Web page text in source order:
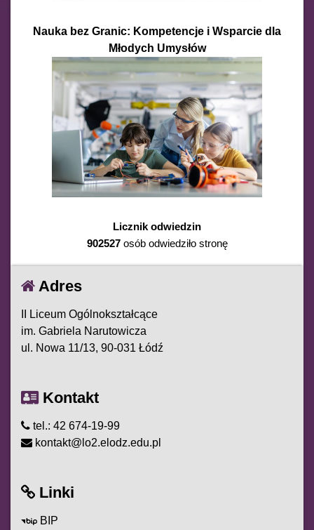
Nauka bez Granic: Kompetencje i Wsparcie dla
Młodych Umysłów
Licznik odwiedzin
902527osób odwiedziło stronę
Adres
II Liceum Ogólnokształcące
im. Gabriela Narutowicza
ul. Nowa 11/13, 90-031 Łódź
Kontakt
tel.: 42 674-19-99
kontakt@lo2.elodz.edu.pl
Linki
BIP